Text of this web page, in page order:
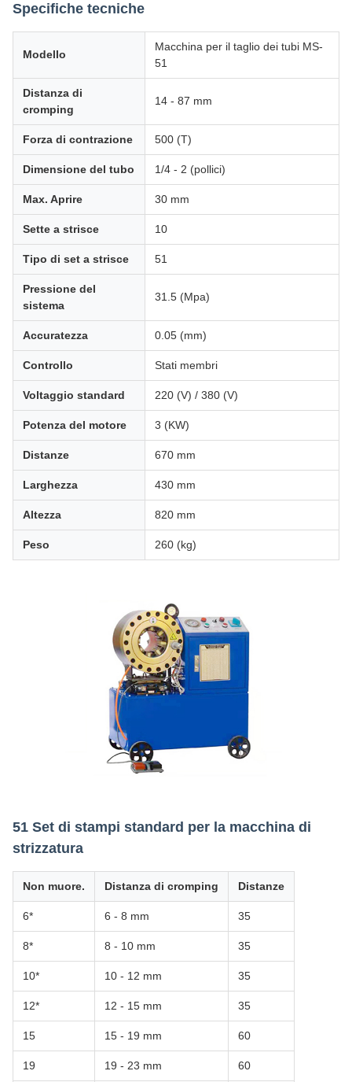
Specifiche tecniche
Modello
Macchina per il taglio dei tubi MS-
51
Distanza di
cromping
14 - 87 mm
Forza di contrazione 500 (T)
Dimensione del tubo 1/4 - 2 (pollici)
Max. Aprire 30 mm
Sette a strisce 10
Tipo di set a strisce 51
Pressione del
sistema
31.5 (Mpa)
Accuratezza 0.05 (mm)
Controllo Stati membri
Voltaggio standard 220 (V) / 380 (V)
Potenza del motore 3 (KW)
Distanze 670 mm
Larghezza 430 mm
Altezza 820 mm
Peso 260 (kg)
51 Set di stampi standard per la macchina di
strizzatura
Non muore. Distanza di cromping Distanze
6* 6 - 8 mm 35
8* 8 - 10 mm 35
10* 10 - 12 mm 35
12* 12 - 15 mm 35
15 15 - 19 mm 60
19 19 - 23 mm 60